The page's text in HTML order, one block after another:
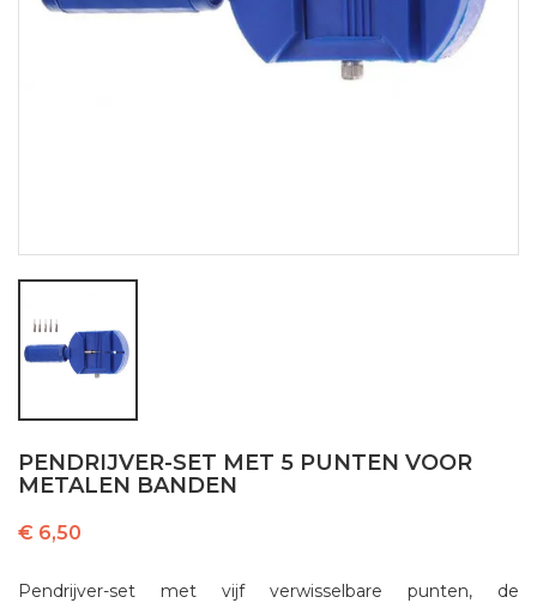
PENDRIJVER-SET MET 5 PUNTEN VOOR
METALEN BANDEN
€ 6,50
Pendrijver-set met vijf verwisselbare punten, de